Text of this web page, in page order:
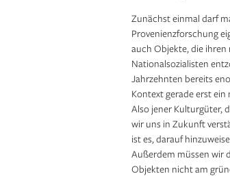
Zunächst einmal darf
Provenienzforschung
auch Objekte, die
Nationalsozialisten
Jahrzehnten bereits
Kontext gerade erst
Also jener Kulturgüter,
wir uns in Zukunft
ist es, darauf
Außerdem müssen wir
Objekten nicht am